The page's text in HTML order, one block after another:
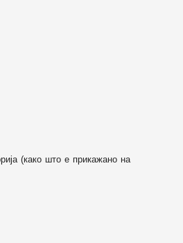
(како што е прикажано на